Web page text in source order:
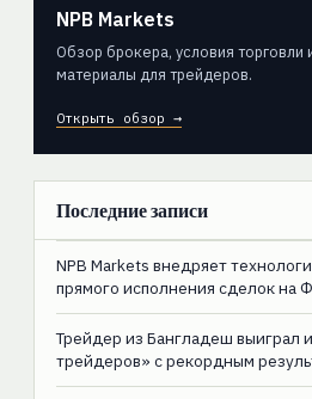
NPB Markets
Обзор брокера, условия торговли
материалы для трейдеров.
Открыть обзор →
Последние записи
NPB Markets внедряет
прямого исполнения сделок на
Трейдер из Бангладеш выиграл
трейдеров» с рекордным